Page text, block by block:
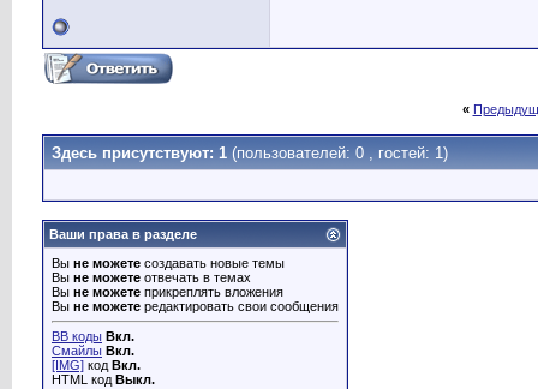
«
Здесь присутствуют: 1 (пользователей: 0 , гостей: 1)
Ваши права в разделе
Вы не можете создавать новые темы
Вы не можете отвечать в темах
Вы не можете прикреплять вложения
Вы не можете редактировать свои сообщения
BB коды Вкл.
Смайлы Вкл.
[IMG] код Вкл.
HTML код Выкл.